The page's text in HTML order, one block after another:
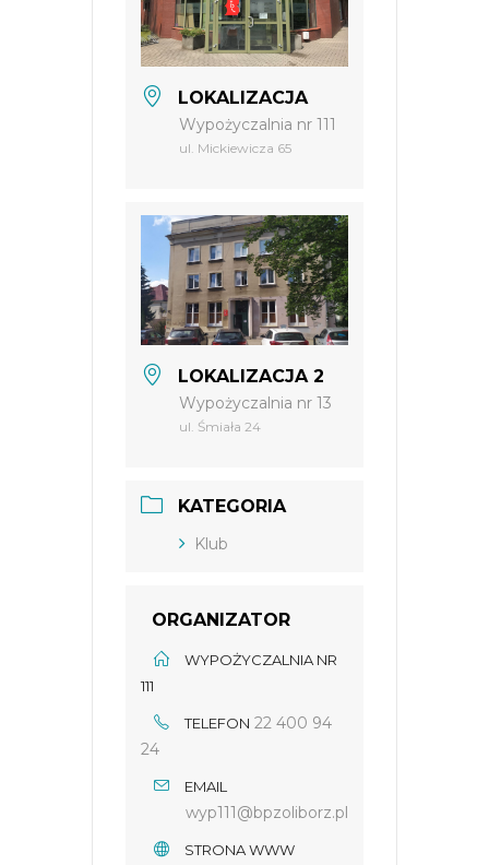
LOKALIZACJA
Wypożyczalnia nr 111
ul. Mickiewicza 65
LOKALIZACJA 2
Wypożyczalnia nr 13
ul. Śmiała 24
KATEGORIA
Klub
ORGANIZATOR
WYPOŻYCZALNIA NR
111
TELEFON 22 400 94
24
EMAIL
wyp111@bpzoliborz.pl
STRONA WWW